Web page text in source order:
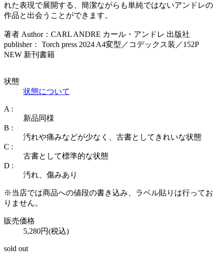
れた表現で展開する、簡潔ながらも単純ではないアンドレの
作品と出会うことができます。
著者 Author：CARL ANDRE カール・アンドレ 出版社
publisher： Torch press 2024 A4変型／コデックス装／152P
NEW 新刊書籍
状態
状態について
A :
新品同様
B :
汚れや痛みなどが少なく、古書としてきれいな状態
C :
古書として標準的な状態
D :
汚れ、傷みあり
※当店では商品への値段の書き込み、ラベル貼りは行ってお
りません。
販売価格
5,280円(税込)
sold out